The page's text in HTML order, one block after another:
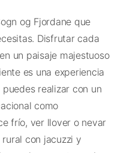
og Fjordane que
Disfrutar cada
un paisaje majestuoso
es una experiencia
realizar con un
como
frío, ver llover o nevar
con jacuzzi y